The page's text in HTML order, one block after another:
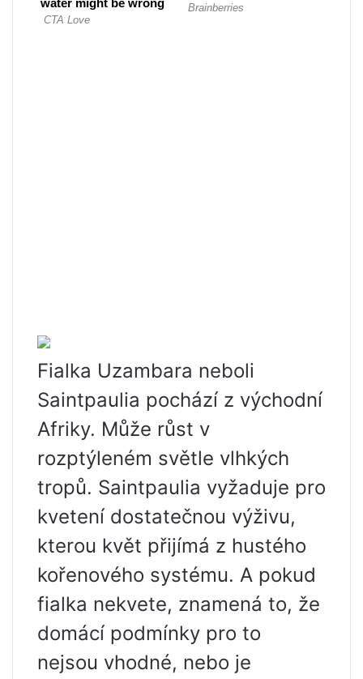
Fialka Uzambara neboli
Saintpaulia pochází z východní
Afriky. Může růst v
rozptýleném světle vlhkých
tropů. Saintpaulia vyžaduje pro
kvetení dostatečnou výživu,
kterou květ přijímá z hustého
kořenového systému. A pokud
fialka nekvete, znamená to, že
domácí podmínky pro to
nejsou vhodné, nebo je